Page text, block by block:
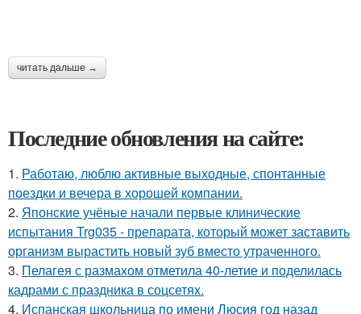
читать дальше →
Последние обновления на сайте:
1. Работаю, люблю активные выходные, спонтанные
поездки и вечера в хорошей компании.
2. Японские учёные начали первые клинические
испытания Trg035 - препарата, который может заставить
организм вырастить новый зуб вместо утраченного.
3. Пелагея с размахом отметила 40-летие и поделилась
кадрами с праздника в соцсетях.
4. Испанская школьница по имени Люсия год назад